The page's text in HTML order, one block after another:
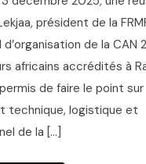
président de la
de la CAN
africains accrédités à
de faire le point sur
technique, logistique et
de la […]